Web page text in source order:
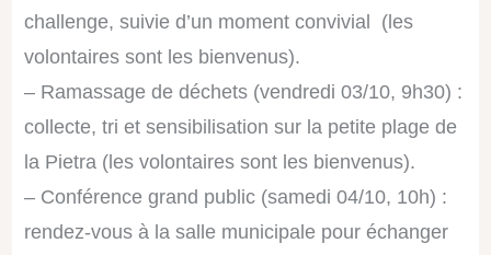
challenge, suivie d’un moment convivial (les
volontaires sont les bienvenus).
– Ramassage de déchets (vendredi 03/10, 9h30) :
collecte, tri et sensibilisation sur la petite plage de
la Pietra (les volontaires sont les bienvenus).
– Conférence grand public (samedi 04/10, 10h) :
rendez-vous à la salle municipale pour échanger